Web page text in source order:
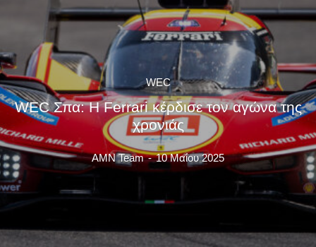
WEC
WEC Σπα: Η Ferrari κέρδισε τον αγώνα της
χρονιάς
AMN Team - 10 Μαΐου 2025